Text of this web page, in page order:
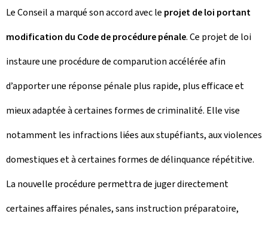
Le Conseil a marqué son accord avec le projet de loi portant
modification du Code de procédure pénale. Ce projet de loi
instaure une procédure de comparution accélérée afin
d’apporter une réponse pénale plus rapide, plus efficace et
mieux adaptée à certaines formes de criminalité. Elle vise
notamment les infractions liées aux stupéfiants, aux violences
domestiques et à certaines formes de délinquance répétitive.
La nouvelle procédure permettra de juger directement
certaines affaires pénales, sans instruction préparatoire,